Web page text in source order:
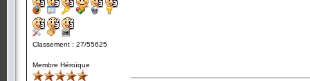
Classement : 27/55625
Membre Héroïque